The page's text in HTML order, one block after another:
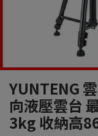
YUNTENG
向液壓雲台
3kg 收納高